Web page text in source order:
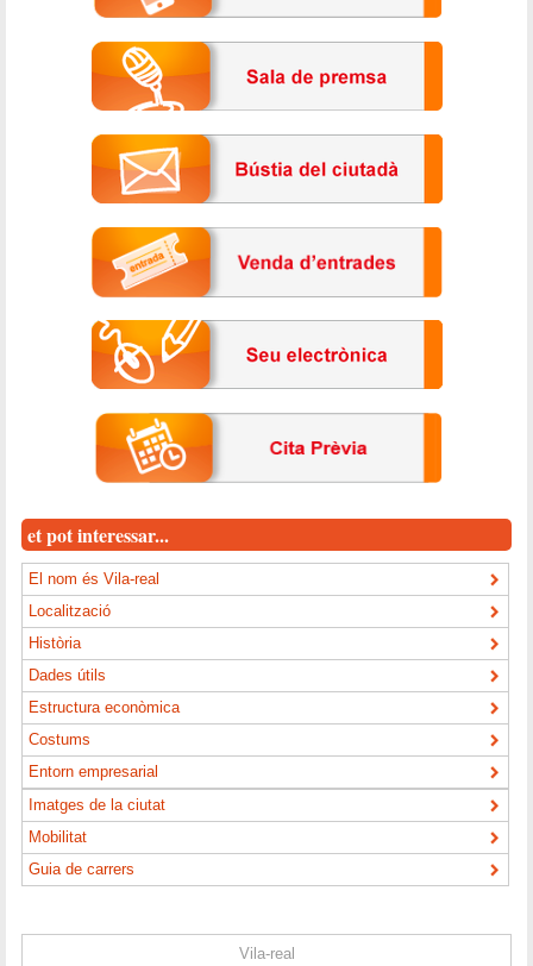
et pot interessar...
El nom és Vila-real
Localització
Història
Dades útils
Estructura econòmica
Costums
Entorn empresarial
Imatges de la ciutat
Mobilitat
Guia de carrers
Vila-real